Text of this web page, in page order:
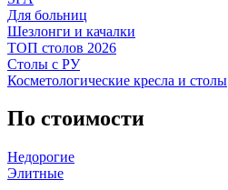
Для больниц
Шезлонги и качалки
ТОП столов 2026
Столы с РУ
Косметологические кресла и столы
По стоимости
Недорогие
Элитные